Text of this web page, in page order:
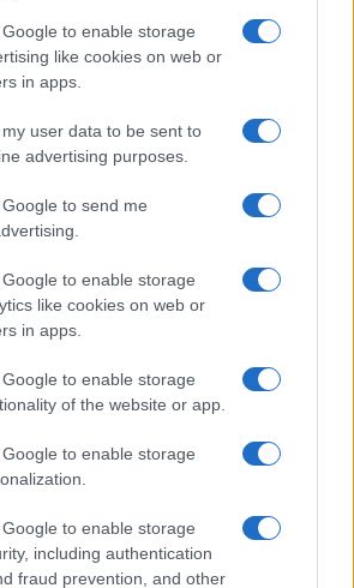
to enable storage
like cookies on web or
in apps.
user data to be sent to
advertising purposes.
to send me
to enable storage
like cookies on web or
in apps.
to enable storage
of the website or app.
to enable storage
to enable storage
including authentication
fraud prevention, and other